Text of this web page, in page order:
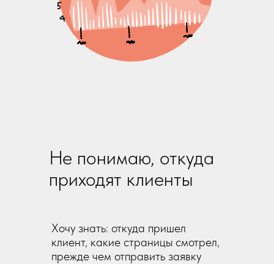
Не понимаю, откуда
приходят клиенты
Хочу знать: откуда пришел
клиент, какие страницы смотрел,
прежде чем отправить заявку